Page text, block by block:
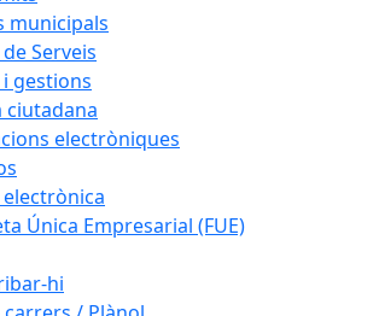
municipals
Serveis
gestions
ciutadana
electròniques
Única Empresarial (FUE)
hi